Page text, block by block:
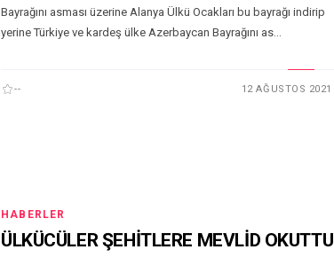
Bayrağını asması üzerine Alanya Ülkü Ocakları bu bayrağı indirip
yerine Türkiye ve kardeş ülke Azerbaycan Bayrağını as...
-- 12 AĞUSTOS 2021
HABERLER
ÜLKÜCÜLER ŞEHİTLERE MEVLİD OKUTTU